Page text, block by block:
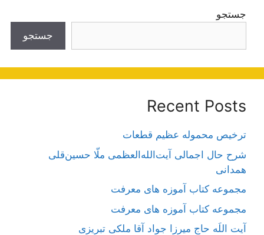
جستجو
جستجو
Recent Posts
ترخیص محموله عظیم قطعات
شرح حال اجمالی آیت‌الله‌العظمی ملّا حسین‌قلی
همدانی
مجموعه کتاب آموزه های معرفت
مجموعه کتاب آموزه های معرفت
آیت اللَه حاج میرزا جواد آقا ملکی تبریزی